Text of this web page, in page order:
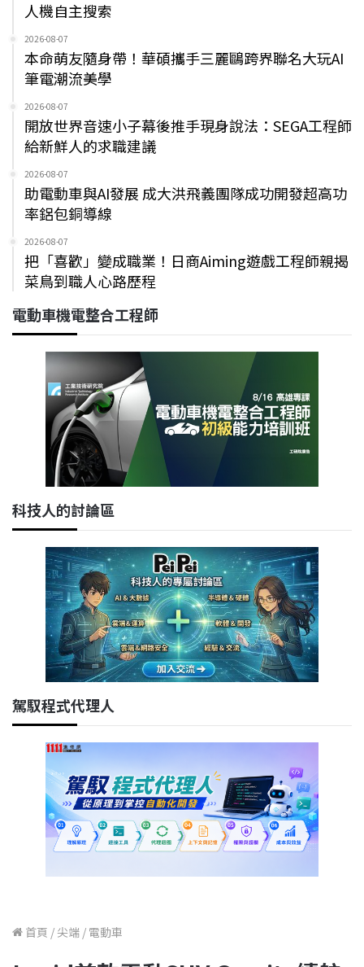
人機自主搜索
2026-08-07
本命萌友隨身帶！華碩攜手三麗鷗跨界聯名大玩AI
筆電潮流美學
2026-08-07
開放世界音速小子幕後推手現身說法：SEGA工程師
給新鮮人的求職建議
2026-08-07
助電動車與AI發展 成大洪飛義團隊成功開發超高功
率鋁包銅導線
2026-08-07
把「喜歡」變成職業！日商Aiming遊戲工程師親揭
菜鳥到職人心路歷程
電動車機電整合工程師
科技人的討論區
駕馭程式代理人